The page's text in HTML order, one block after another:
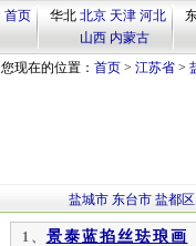
首页 华北 北京 天津 河北
山西 内蒙古
您现在的位置： 首页> 江苏省>
盐城市 东台市 盐都区
1、 景泰蓝掐丝珐琅画